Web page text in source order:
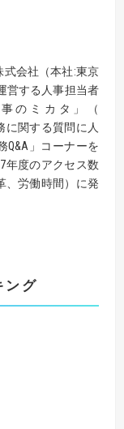
式会社（本社:東京
営する人事担当者
のミカタ」（
に関する質問に人
Q&A」コーナーを
年度のアクセス数
、労働時間）に発
ング